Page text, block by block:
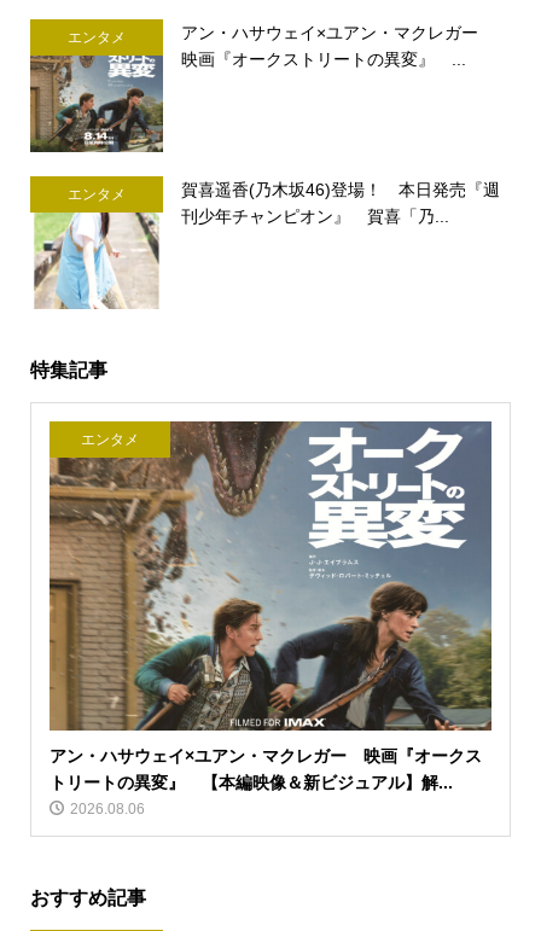
エンタメ
アン・ハサウェイ×ユアン・マクレガー
映画『オークストリートの異変』 ...
エンタメ
賀喜遥香(乃木坂46)登場！ 本日発売『週
刊少年チャンピオン』 賀喜「乃...
特集記事
エンタメ
アン・ハサウェイ×ユアン・マクレガー 映画『オークス
トリートの異変』 【本編映像＆新ビジュアル】解...
2026.08.06
おすすめ記事